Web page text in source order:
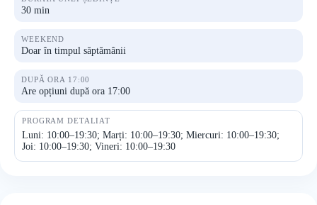
30 min
WEEKEND
Doar în timpul săptămânii
DUPĂ ORA 17:00
Are opțiuni după ora 17:00
PROGRAM DETALIAT
Luni: 10:00–19:30; Marți: 10:00–19:30; Miercuri: 10:00–19:30;
Joi: 10:00–19:30; Vineri: 10:00–19:30